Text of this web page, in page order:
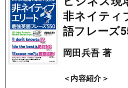
非ネイティ
語フレーズ
岡田兵吾 著
＜内容紹介＞